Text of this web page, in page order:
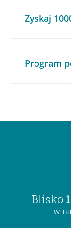
Zyskaj
Program
Blisko
w